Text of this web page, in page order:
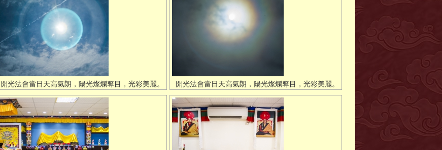
開光法會當日天高氣朗，陽光燦爛奪目，光彩美麗。 開光法會當日天高氣朗，陽光燦爛奪目，光彩美麗。